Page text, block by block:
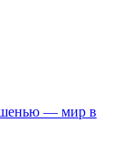
— мир в